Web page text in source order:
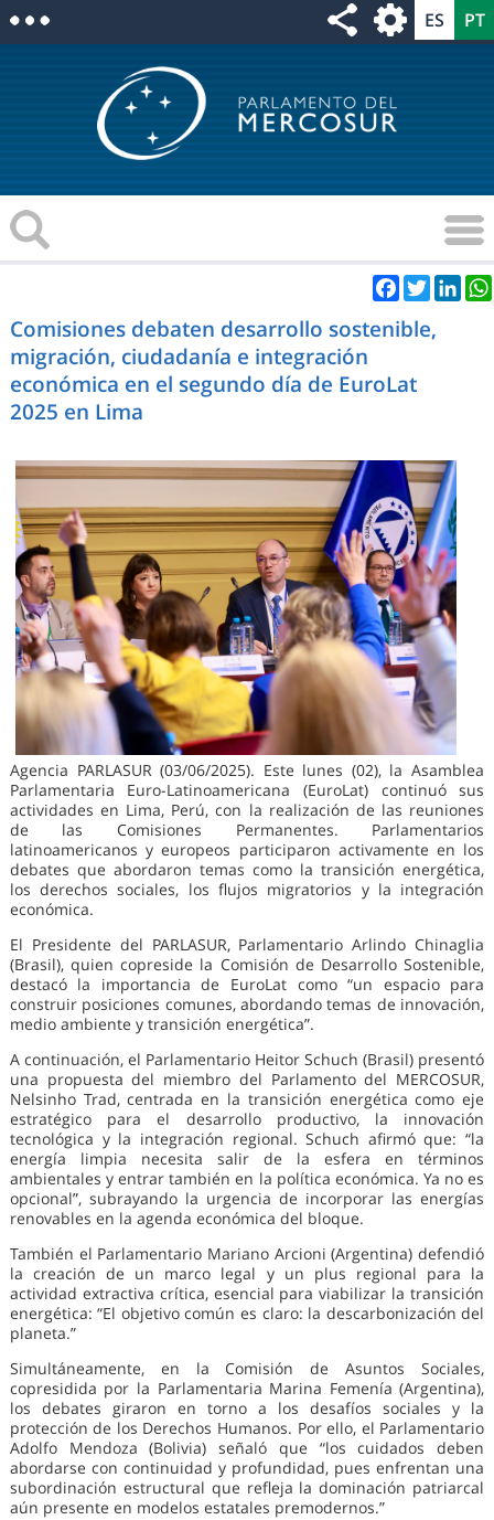
Facebook
Twitter
Comisiones debaten desarrollo sostenible,
migración, ciudadanía e integración
económica en el segundo día de EuroLat
2025 en Lima
Agencia PARLASUR (03/06/2025). Este lunes (02), la Asamblea
Parlamentaria Euro-Latinoamericana (EuroLat) continuó sus
actividades en Lima, Perú, con la realización de las reuniones
de las Comisiones Permanentes. Parlamentarios
latinoamericanos y europeos participaron activamente en los
debates que abordaron temas como la transición energética,
los derechos sociales, los flujos migratorios y la integración
económica.
El Presidente del PARLASUR, Parlamentario Arlindo Chinaglia
(Brasil), quien copreside la Comisión de Desarrollo Sostenible,
destacó la importancia de EuroLat como “un espacio para
construir posiciones comunes, abordando temas de innovación,
medio ambiente y transición energética”.
A continuación, el Parlamentario Heitor Schuch (Brasil) presentó
una propuesta del miembro del Parlamento del MERCOSUR,
Nelsinho Trad, centrada en la transición energética como eje
estratégico para el desarrollo productivo, la innovación
tecnológica y la integración regional. Schuch afirmó que: “la
energía limpia necesita salir de la esfera en términos
ambientales y entrar también en la política económica. Ya no es
opcional”, subrayando la urgencia de incorporar las energías
renovables en la agenda económica del bloque.
También el Parlamentario Mariano Arcioni (Argentina) defendió
la creación de un marco legal y un plus regional para la
actividad extractiva crítica, esencial para viabilizar la transición
energética: “El objetivo común es claro: la descarbonización del
planeta.”
Simultáneamente, en la Comisión de Asuntos Sociales,
copresidida por la Parlamentaria Marina Femenía (Argentina),
los debates giraron en torno a los desafíos sociales y la
protección de los Derechos Humanos. Por ello, el Parlamentario
Adolfo Mendoza (Bolivia) señaló que “los cuidados deben
abordarse con continuidad y profundidad, pues enfrentan una
subordinación estructural que refleja la dominación patriarcal
aún presente en modelos estatales premodernos.”